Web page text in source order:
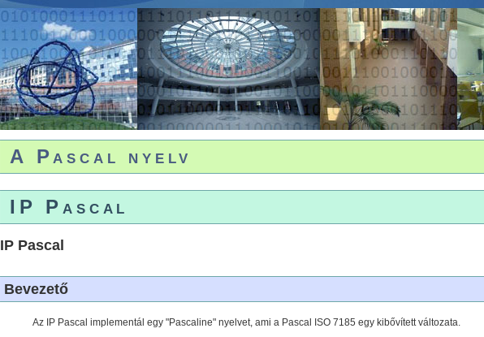
A Pascal nyelv
IP Pascal
IP Pascal
Bevezető
Az IP Pascal implementál egy "Pascaline" nyelvet, ami a Pascal ISO 7185 egy kibővített változata.